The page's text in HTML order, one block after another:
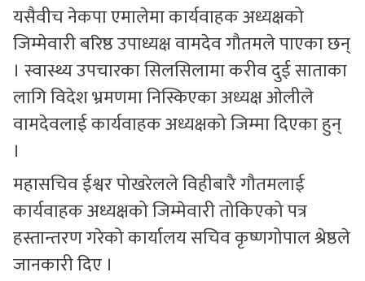
यसैवीच नेकपा एमालेमा कार्यवाहक अध्यक्षको
जिम्मेवारी बरिष्ठ उपाध्यक्ष वामदेव गौतमले पाएका छन्
। स्वास्थ्य उपचारका सिलसिलामा करीव दुई साताका
लागि विदेश भ्रमणमा निस्किएका अध्यक्ष ओलीले
वामदेवलाई कार्यवाहक अध्यक्षको जिम्मा दिएका हुन्
।
महासचिव ईश्वर पोखरेलले विहीबारै गौतमलाई
कार्यवाहक अध्यक्षको जिम्मेवारी तोकिएको पत्र
हस्तान्तरण गरेको कार्यालय सचिव कृष्णगोपाल श्रेष्ठले
जानकारी दिए ।